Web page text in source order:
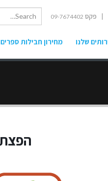
| פקס 09-7674402
שלנו מחירון חבילות ספרים
הפצת